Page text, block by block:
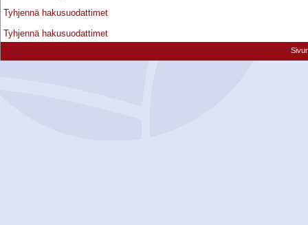
Tyhjennä hakusuodattimet
Tyhjennä hakusuodattimet